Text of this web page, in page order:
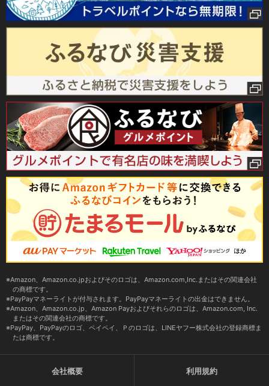
Amazon、Amazon.co.jpおよびそのロゴは、Amazon.com,Inc.またはその関連会社
の商標です。
PayPayマネーライトが付与されます。PayPayマネーライトの出金はできません。
Amazon、Amazon.co.jp、Amazon Payおよびそれらのロゴは、Amazon.com, Inc.
またはその関連会社の商標です。
PayPay、PayPayのロゴ、ペイペイ、Ｐのロゴは、LINEヤフー株式会社の登録商標ま
たは商標です。
会社概要 利用規約